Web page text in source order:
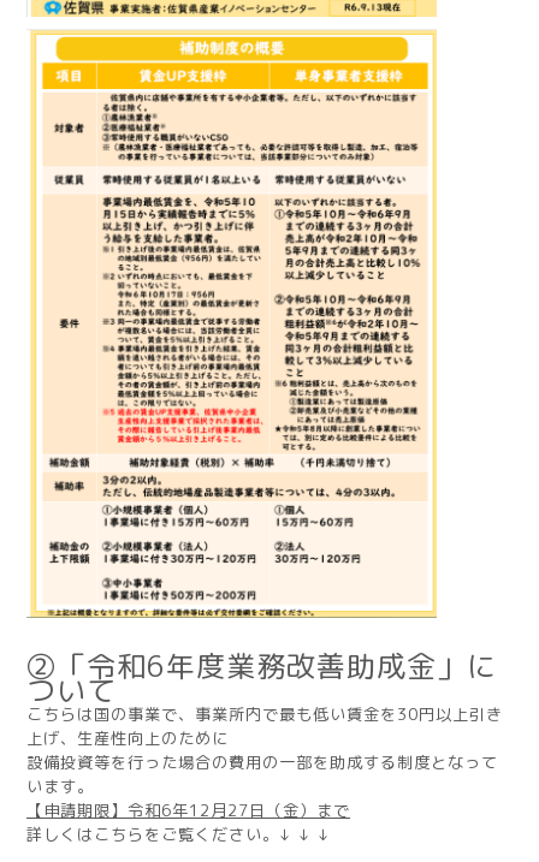
②「令和6年度業務改善助成金」に
ついて
こちらは国の事業で、事業所内で最も低い賃金を30円以上引き
上げ、生産性向上のために
設備投資等を行った場合の費用の一部を助成する制度となって
います。
【申請期限】令和6年12月27日（金）まで
詳しくはこちらをご覧ください。↓ ↓ ↓